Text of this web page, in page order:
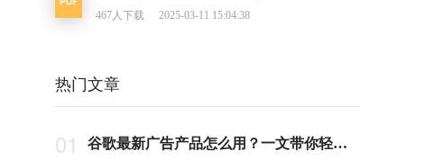
467人下载 2025-03-11 15:04:38
热门文章
01 谷歌最新广告产品怎么用？一文带你轻松掌握PMax投放要点